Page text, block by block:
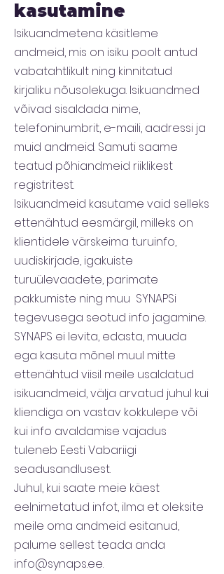
kasutamine
Isikuandmetena käsitleme
andmeid, mis on isiku poolt antud
vabatahtlikult ning kinnitatud
kirjaliku nõusolekuga. Isikuandmed
võivad sisaldada nime,
telefoninumbrit, e-maili, aadressi ja
muid andmeid. Samuti saame
teatud põhiandmeid riiklikest
registritest.
Isikuandmeid kasutame vaid selleks
ettenähtud eesmärgil, milleks on
klientidele värskeima turuinfo,
uudiskirjade, igakuiste
turuülevaadete, parimate
pakkumiste ning muu SYNAPSi
tegevusega seotud info jagamine.
SYNAPS ei levita, edasta, muuda
ega kasuta mõnel muul mitte
ettenähtud viisil meile usaldatud
isikuandmeid, välja arvatud juhul kui
kliendiga on vastav kokkulepe või
kui info avaldamise vajadus
tuleneb Eesti Vabariigi
seadusandlusest.
Juhul, kui saate meie käest
eelnimetatud infot, ilma et oleksite
meile oma andmeid esitanud,
palume sellest teada anda
info@synaps.ee.